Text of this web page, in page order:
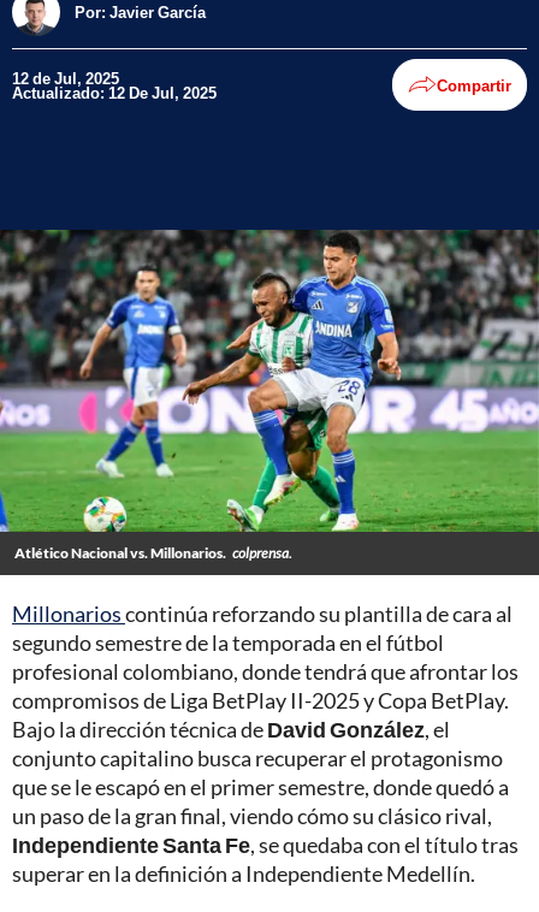
Por: Javier García
12 de Jul, 2025
Actualizado: 12 De Jul, 2025 Compartir
Atlético Nacional vs. Millonarios. colprensa.
Millonarioscontinúa reforzando su plantilla de cara al
segundo semestre de la temporada en el fútbol
profesional colombiano, donde tendrá que afrontar los
compromisos de Liga BetPlay II-2025 y Copa BetPlay.
Bajo la dirección técnica deDavid González, el
conjunto capitalino busca recuperar el protagonismo
que se le escapó en el primer semestre, donde quedó a
un paso de la gran final, viendo cómo su clásico rival,
Independiente Santa Fe, se quedaba con el título tras
superar en la definición a Independiente Medellín.